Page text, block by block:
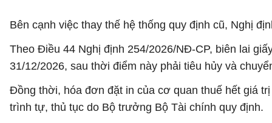
Bên cạnh việc thay thế hệ thống quy định cũ, Nghị
Theo Điều 44 Nghị định 254/2026/NĐ-CP, biên lai
31/12/2026, sau thời điểm này phải tiêu hủy và
Đồng thời, hóa đơn đặt in của cơ quan thuế hết giá
trình tự, thủ tục do Bộ trưởng Bộ Tài chính quy định.